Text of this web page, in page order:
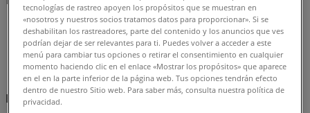
Tiendeo»
Ofertas»
Stanley
Estamos a punto de publicar ofertas de Stanley
tecnologías de rastreo apoyen los propósitos que se muestran en
«nosotros y nuestros socios tratamos datos para proporcionar». Si se
deshabilitan los rastreadores, parte del contenido y los anuncios que ves
podrían dejar de ser relevantes para ti. Puedes volver a acceder a este
menú para cambiar tus opciones o retirar el consentimiento en cualquier
momento haciendo clic en el enlace «Mostrar los propósitos» que aparece
en el en la parte inferior de la página web. Tus opciones tendrán efecto
dentro de nuestro Sitio web. Para saber más, consulta nuestra política de
privacidad.